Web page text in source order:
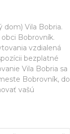
dom) Vila Bobria.
Bobrovník.
vzdialená
bezplatné
Vila Bobria sa
Bobrovník, do
vašú